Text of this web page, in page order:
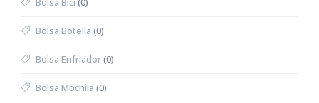
Bolsa Botella (0)
Bolsa Enfriador(0)
Bolsa Mochila (0)